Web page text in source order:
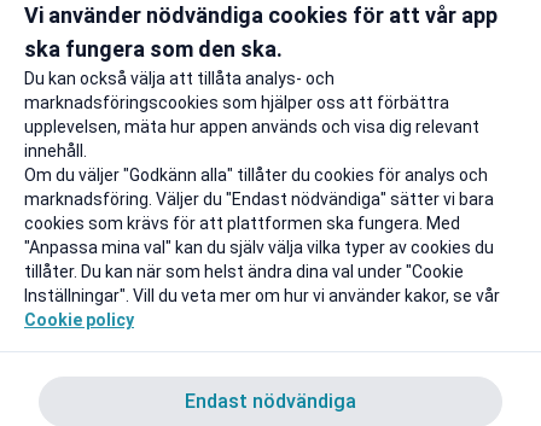
Gäller även på redan prissänkta
Till rabatten
+ 20 GB
Vi använder nödvändiga cookies för att vår app
ska fungera som den ska.
Du kan också välja att tillåta analys- och
marknadsföringscookies som hjälper oss att förbättra
upplevelsen, mäta hur appen används och visa dig relevant
innehåll.
Om du väljer "Godkänn alla" tillåter du cookies för analys och
marknadsföring. Väljer du "Endast nödvändiga" sätter vi bara
cookies som krävs för att plattformen ska fungera. Med
"Anpassa mina val" kan du själv välja vilka typer av cookies du
tillåter. Du kan när som helst ändra dina val under "Cookie
Inställningar". Vill du veta mer om hur vi använder kakor, se vår
Cookie policy
Endast nödvändiga